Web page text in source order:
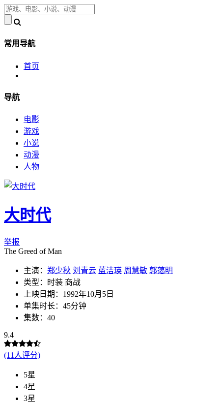
常用导航
首页
导航
电影
游戏
小说
动漫
人物
大时代
举报
The Greed of Man
主演： 郑少秋 刘青云 蓝洁瑛 周慧敏 郭蔼明
类型：时装 商战
上映日期：1992年10月5日
单集时长：45分钟
集数：40
9.4
(11人评分)
5星
4星
3星